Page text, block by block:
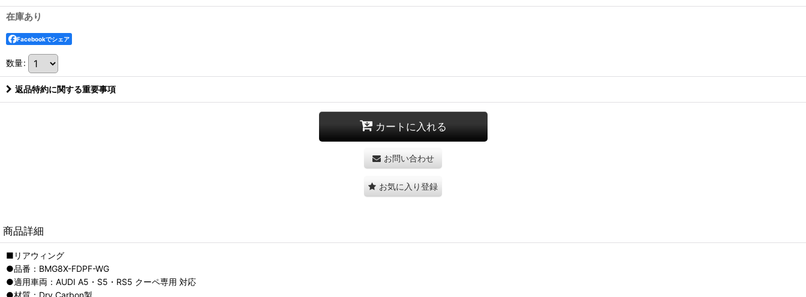
在庫あり
Facebookでシェア
数量:
返品特約に関する重要事項
カートに入れる
お問い合わせ
お気に入り登録
商品詳細
■リアウィング
●品番：BMG8X-FDPF-WG
●適用車両：AUDI A5・S5・RS5 クーペ専用 対応
●材質：Dry Carbon製